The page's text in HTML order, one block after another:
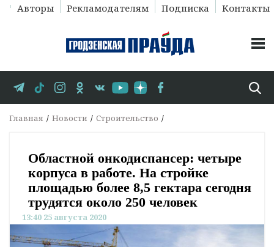
Авторы Рекламодателям Подписка Контакты
Главная Новости Строительство
Областной онкодиспансер: четыре
корпуса в работе. На стройке
площадью более 8,5 гектара сегодня
трудятся около 250 человек
13:40 25 августа 2020